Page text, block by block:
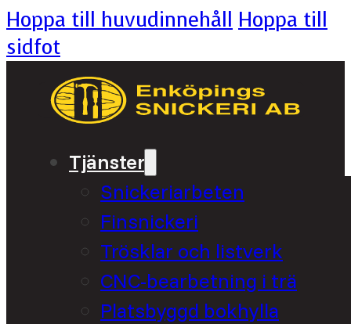
Hoppa till huvudinnehåll Hoppa till
sidfot
Tjänster
Snickeriarbeten
Finsnickeri
Trösklar och listverk
CNC-bearbetning i trä
Platsbyggd bokhylla